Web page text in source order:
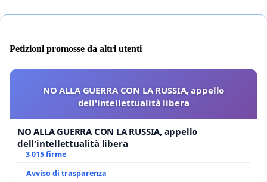
Petizioni promosse da altri utenti
NO ALLA GUERRA CON LA RUSSIA, appello
dell'intellettualità libera
NO ALLA GUERRA CON LA RUSSIA, appello
dell'intellettualità libera
3 015 firme
Avviso di trasparenza